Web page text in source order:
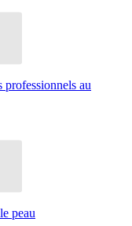
au
peau